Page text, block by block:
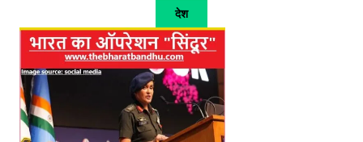
देश